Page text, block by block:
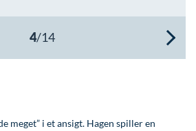
meget” i et ansigt. Hagen spiller en